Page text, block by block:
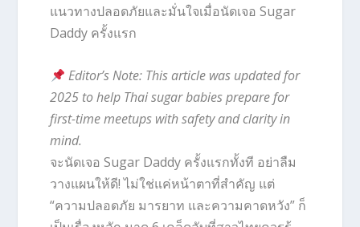
แนวทางปลอดภัยและมั่นใจเมื่อนัดเจอ Sugar
Daddy ครั้งแรก
Editor’s Note: This article was updated for
2025 to help Thai sugar babies prepare for
first-time meetups with safety and clarity in
mind.
จะนัดเจอ Sugar Daddy ครั้งแรกทั้งที อย่าลืม
วางแผนให้ดี! ไม่ใช่แค่หน้าตาที่สำคัญ แต่
“ความปลอดภัย มารยาท และความคาดหวัง” ก็